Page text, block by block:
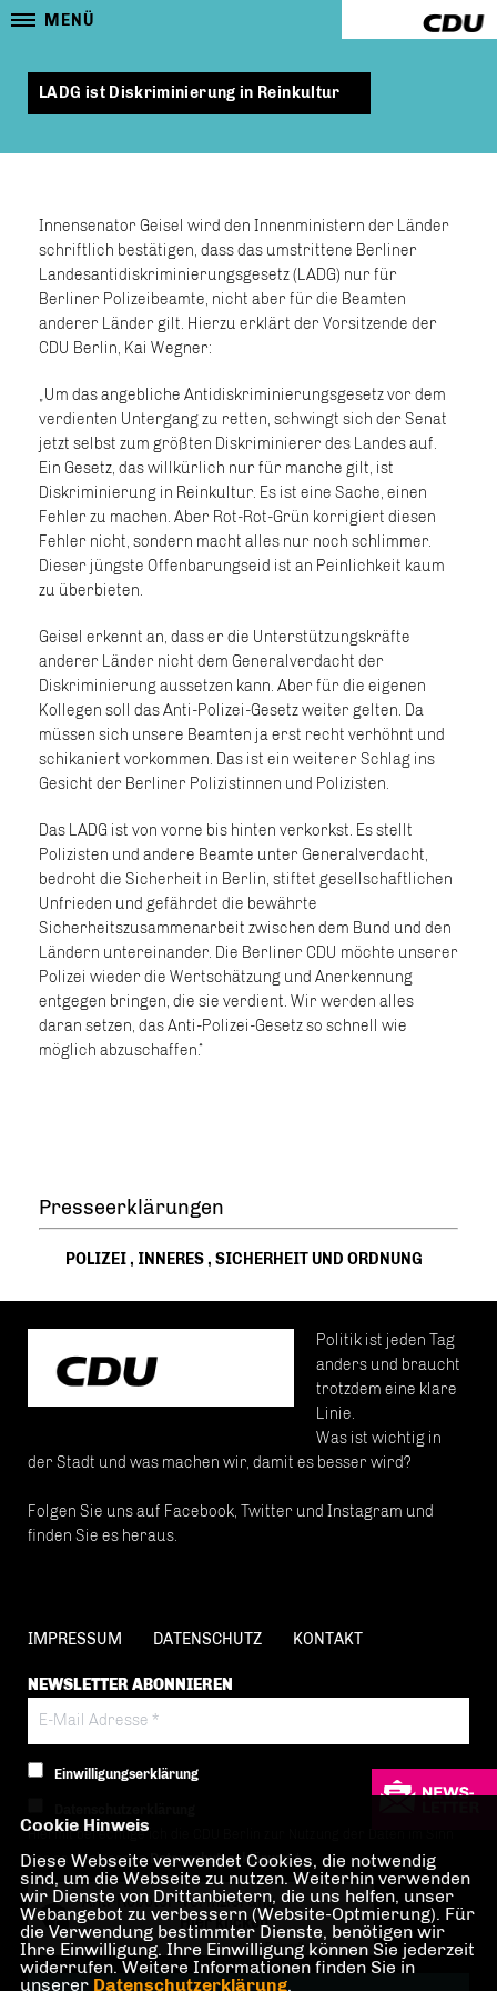
MENÜ
LADG ist Diskriminierung in Reinkultur
Innensenator Geisel wird den Innenministern der Länder
schriftlich bestätigen, dass das umstrittene Berliner
Landesantidiskriminierungsgesetz (LADG) nur für
Berliner Polizeibeamte, nicht aber für die Beamten
anderer Länder gilt. Hierzu erklärt der Vorsitzende der
CDU Berlin, Kai Wegner:
Um das angebliche Antidiskriminierungsgesetz vor dem
verdienten Untergang zu retten, schwingt sich der Senat
jetzt selbst zum größten Diskriminierer des Landes auf.
Ein Gesetz, das willkürlich nur für manche gilt, ist
Diskriminierung in Reinkultur. Es ist eine Sache, einen
Fehler zu machen. Aber Rot-Rot-Grün korrigiert diesen
Fehler nicht, sondern macht alles nur noch schlimmer.
Dieser jüngste Offenbarungseid ist an Peinlichkeit kaum
zu überbieten.
Geisel erkennt an, dass er die Unterstützungskräfte
anderer Länder nicht dem Generalverdacht der
Diskriminierung aussetzen kann. Aber für die eigenen
Kollegen soll das Anti-Polizei-Gesetz weiter gelten. Da
müssen sich unsere Beamten ja erst recht verhöhnt und
schikaniert vorkommen. Das ist ein weiterer Schlag ins
Gesicht der Berliner Polizistinnen und Polizisten.
Das LADG ist von vorne bis hinten verkorkst. Es stellt
Polizisten und andere Beamte unter Generalverdacht,
bedroht die Sicherheit in Berlin, stiftet gesellschaftlichen
Unfrieden und gefährdet die bewährte
Sicherheitszusammenarbeit zwischen dem Bund und den
Ländern untereinander. Die Berliner CDU möchte unserer
Polizei wieder die Wertschätzung und Anerkennung
entgegen bringen, die sie verdient. Wir werden alles
daran setzen, das Anti-Polizei-Gesetz so schnell wie
möglich abzuschaffen.“
Presseerklärungen
POLIZEI, INNERES, SICHERHEIT UND ORDNUNG
Politik ist jeden Tag
anders und braucht
trotzdem eine klare
Linie.
Was ist wichtig in
der Stadt und was machen wir, damit es besser wird?
Folgen Sie uns auf Facebook, Twitter und Instagram und
finden Sie es heraus.
IMPRESSUM DATENSCHUTZ KONTAKT
NEWSLETTER ABONNIEREN
Einwilligungserklärung
Hiermit berechtige ich die CDU Berlin zur Nutzung der Daten im Sinn
der nachfolgenden Datenschutzerklärung.*
Anti-Roboter-Verifizierung
Hier klicken
Friendly Captcha ⇗
Cookie Hinweis
Diese Webseite verwendet Cookies, die notwendig
sind, um die Webseite zu nutzen. Weiterhin verwenden
wir Dienste von Drittanbietern, die uns helfen, unser
Webangebot zu verbessern (Website-Optmierung). Für
die Verwendung bestimmter Dienste, benötigen wir
Ihre Einwilligung. Ihre Einwilligung können Sie jederzeit
widerrufen. Weitere Informationen finden Sie in
unserer Datenschutzerklärung.